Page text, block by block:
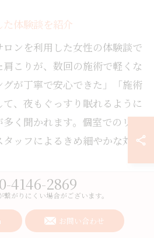
体験談を紹介
ンを利用した女性の体験談で
こりが、数回の施術で軽くな
が丁寧で安心できた」「施術
、夜もぐっすり眠れるように
く聞かれます。個室でのリラ
タッフによるきめ細やかな対応
だけでなく、腰痛や頭痛もまと
、全身の不調が改善したという
アドバイスやセルフケア指導
4146-2869
がりにくい場合がございます。
お問い合わせ